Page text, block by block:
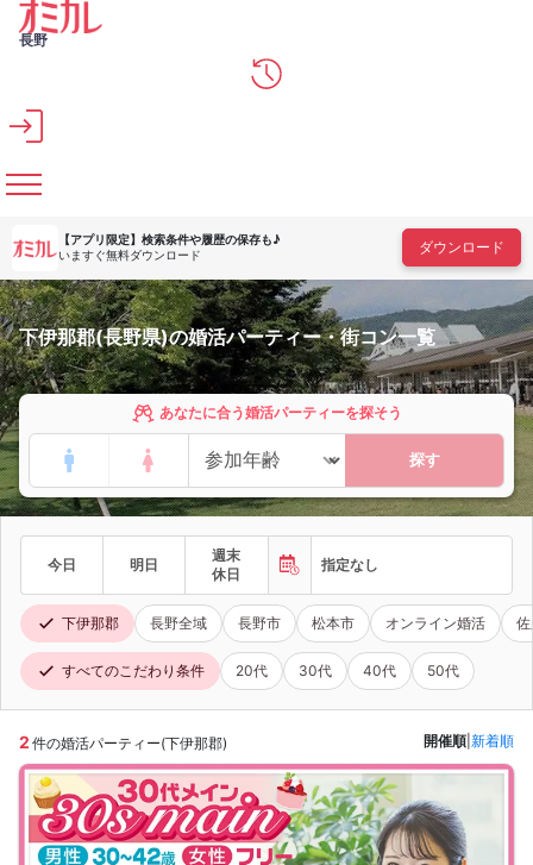
メインコンテンツへスキップ
長野
【アプリ限定】 検索条件や履歴の保存も♪
いますぐ無料ダウンロード
ダウンロード
下伊那郡(長野県)の婚活パーティー・街コン一覧
あなたに合う婚活パーティーを探そう
探す
今日 明日
週末
休日
指定なし
下伊那郡 長野全域 長野市 松本市 オンライン婚活
すべてのこだわり条件 20代 30代 40代 50代
2 件の婚活パーティー(下伊那郡) 開催順 新着順